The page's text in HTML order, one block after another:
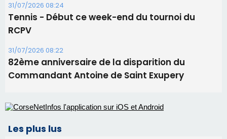
31/07/2026 08:24
Tennis - Début ce week-end du tournoi du
RCPV
31/07/2026 08:22
82ème anniversaire de la disparition du
Commandant Antoine de Saint Exupery
Les plus lus